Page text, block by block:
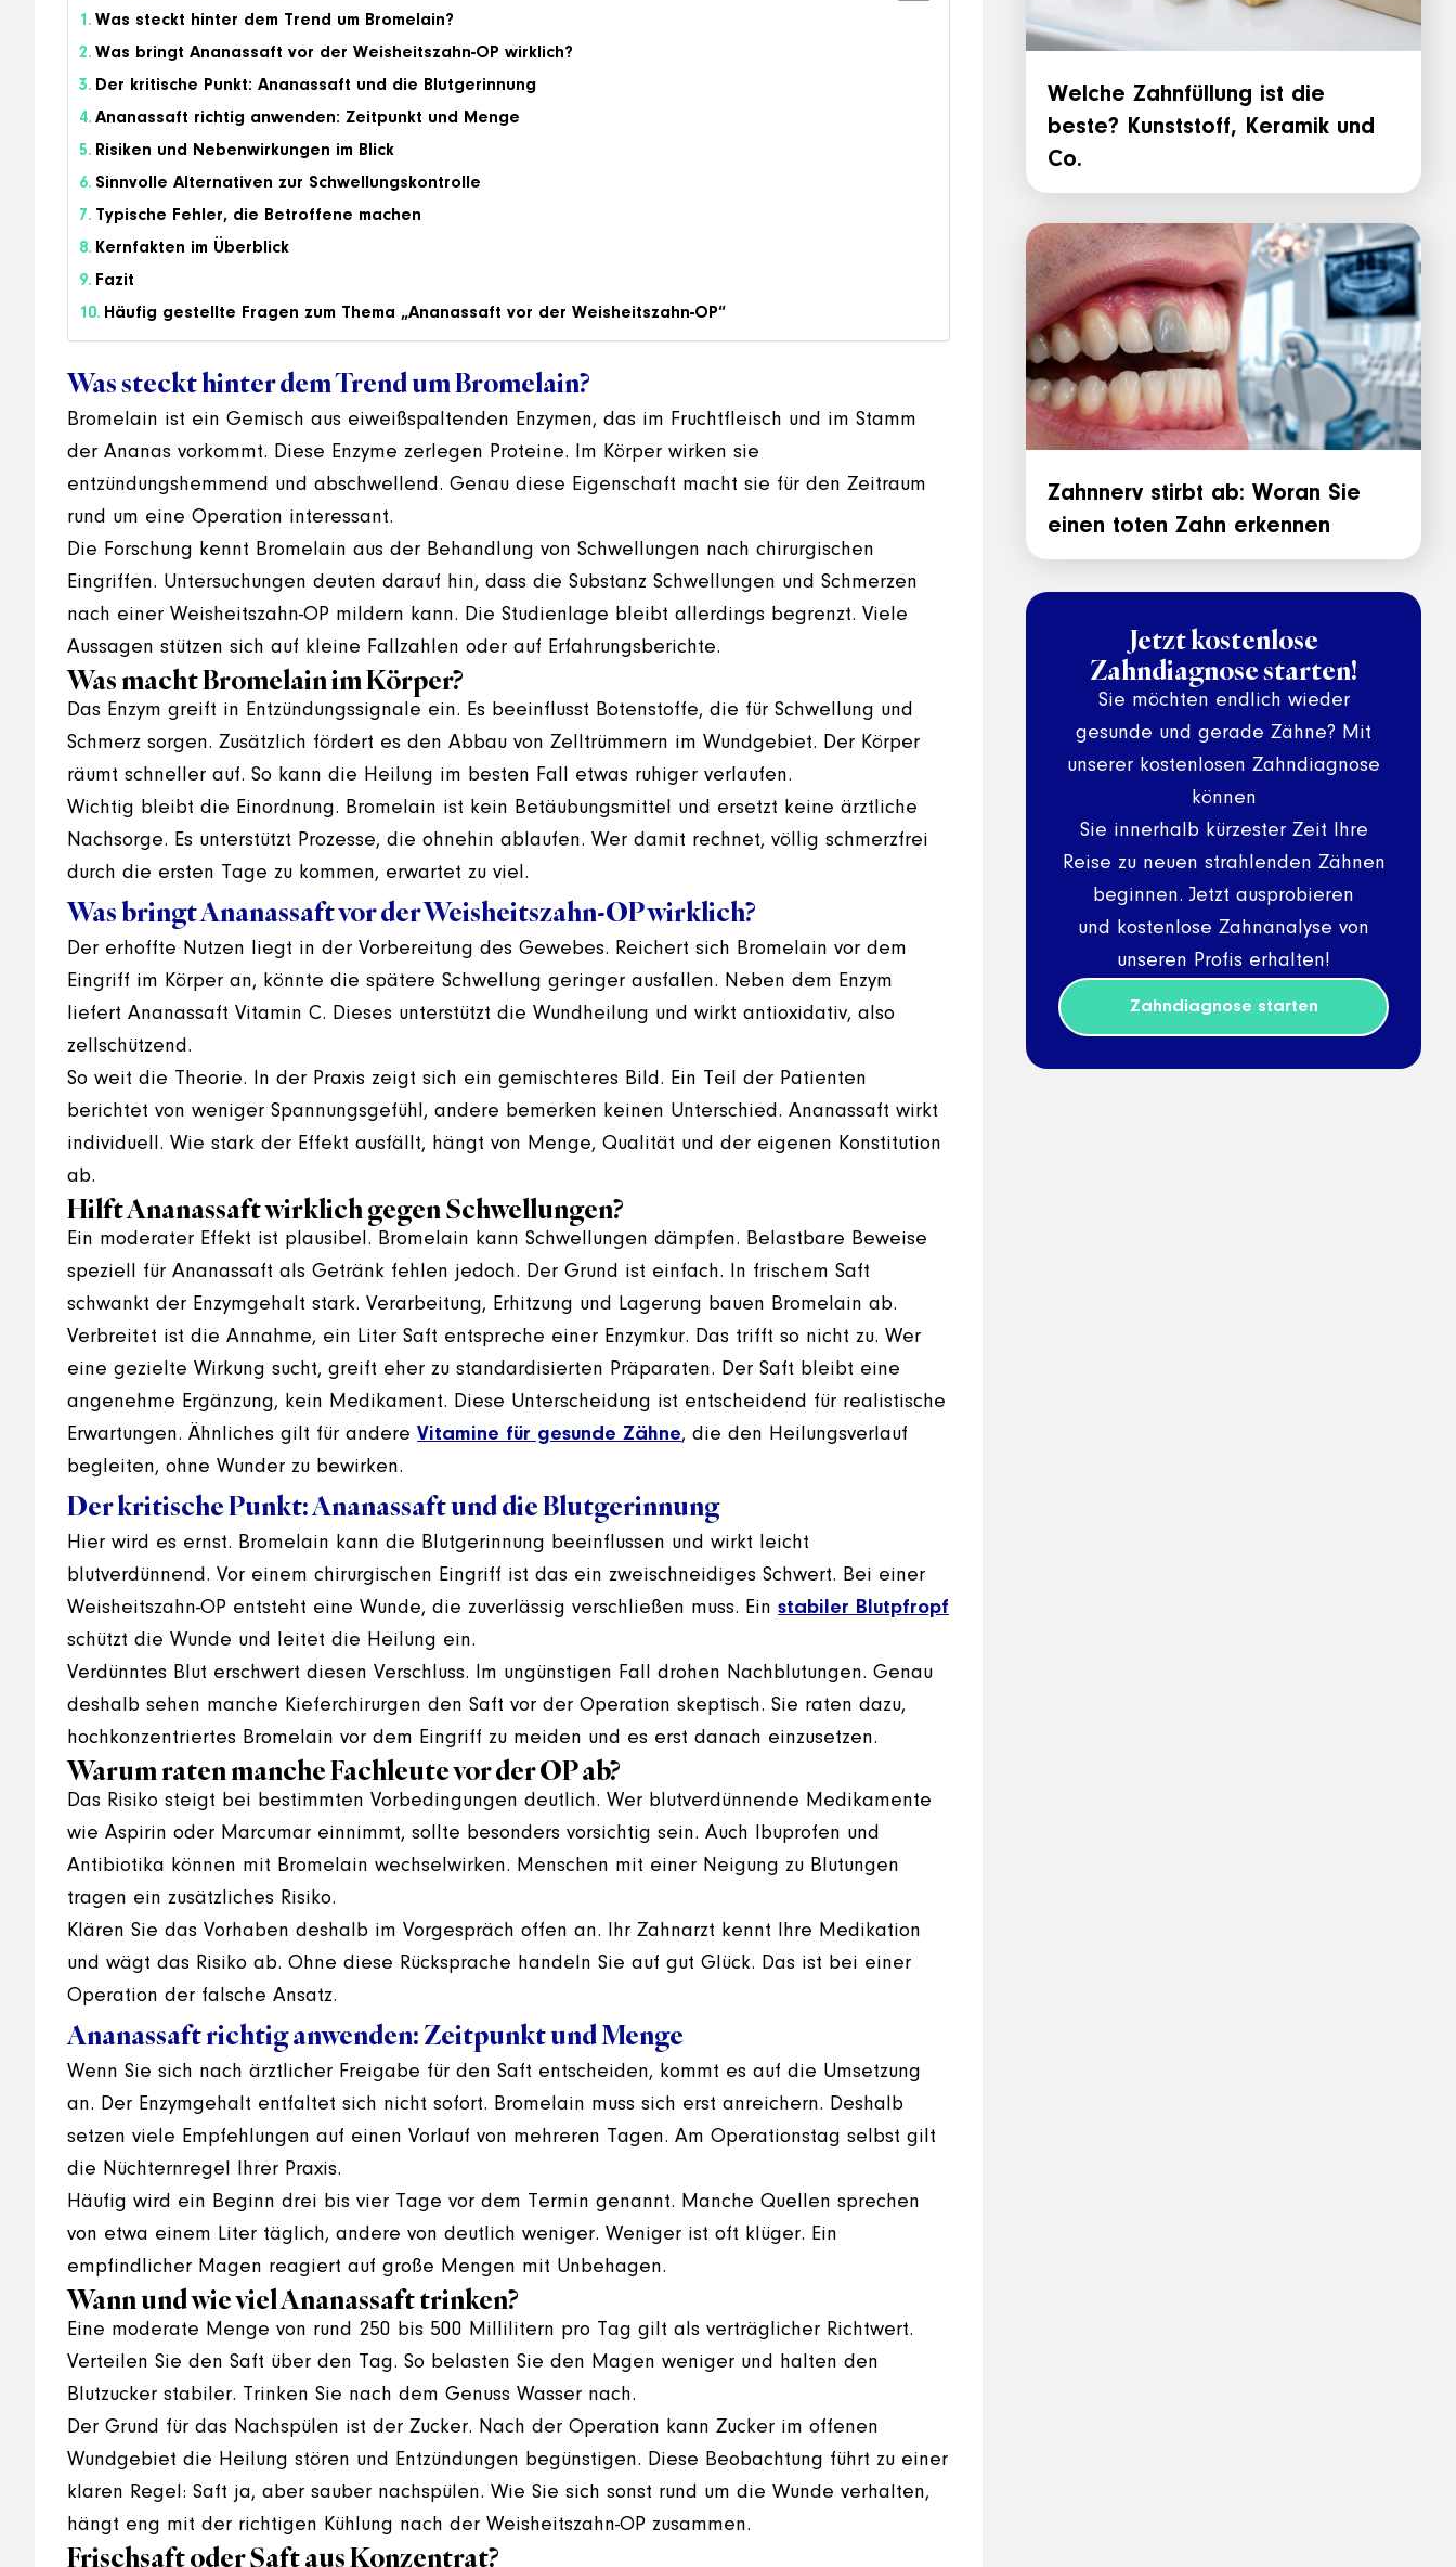
Was steckt hinter dem Trend um Bromelain?
Was bringt Ananassaft vor der Weisheitszahn-OP wirklich?
Der kritische Punkt: Ananassaft und die Blutgerinnung
Ananassaft richtig anwenden: Zeitpunkt und Menge
Risiken und Nebenwirkungen im Blick
Sinnvolle Alternativen zur Schwellungskontrolle
Typische Fehler, die Betroffene machen
Kernfakten im Überblick
Fazit
Häufig gestellte Fragen zum Thema „Ananassaft vor der Weisheitszahn-OP“
Was steckt hinter dem Trend um Bromelain?
Bromelain ist ein Gemisch aus eiweißspaltenden Enzymen, das im Fruchtfleisch und im Stamm
der Ananas vorkommt. Diese Enzyme zerlegen Proteine. Im Körper wirken sie
entzündungshemmend und abschwellend. Genau diese Eigenschaft macht sie für den Zeitraum
rund um eine Operation interessant.
Die Forschung kennt Bromelain aus der Behandlung von Schwellungen nach chirurgischen
Eingriffen. Untersuchungen deuten darauf hin, dass die Substanz Schwellungen und Schmerzen
nach einer Weisheitszahn-OP mildern kann. Die Studienlage bleibt allerdings begrenzt. Viele
Aussagen stützen sich auf kleine Fallzahlen oder auf Erfahrungsberichte.
Was macht Bromelain im Körper?
Das Enzym greift in Entzündungssignale ein. Es beeinflusst Botenstoffe, die für Schwellung und
Schmerz sorgen. Zusätzlich fördert es den Abbau von Zelltrümmern im Wundgebiet. Der Körper
räumt schneller auf. So kann die Heilung im besten Fall etwas ruhiger verlaufen.
Wichtig bleibt die Einordnung. Bromelain ist kein Betäubungsmittel und ersetzt keine ärztliche
Nachsorge. Es unterstützt Prozesse, die ohnehin ablaufen. Wer damit rechnet, völlig schmerzfrei
durch die ersten Tage zu kommen, erwartet zu viel.
Was bringt Ananassaft vor der Weisheitszahn-OP wirklich?
Der erhoffte Nutzen liegt in der Vorbereitung des Gewebes. Reichert sich Bromelain vor dem
Eingriff im Körper an, könnte die spätere Schwellung geringer ausfallen. Neben dem Enzym
liefert Ananassaft Vitamin C. Dieses unterstützt die Wundheilung und wirkt antioxidativ, also
zellschützend.
So weit die Theorie. In der Praxis zeigt sich ein gemischteres Bild. Ein Teil der Patienten
berichtet von weniger Spannungsgefühl, andere bemerken keinen Unterschied. Ananassaft wirkt
individuell. Wie stark der Effekt ausfällt, hängt von Menge, Qualität und der eigenen Konstitution
ab.
Hilft Ananassaft wirklich gegen Schwellungen?
Ein moderater Effekt ist plausibel. Bromelain kann Schwellungen dämpfen. Belastbare Beweise
speziell für Ananassaft als Getränk fehlen jedoch. Der Grund ist einfach. In frischem Saft
schwankt der Enzymgehalt stark. Verarbeitung, Erhitzung und Lagerung bauen Bromelain ab.
Verbreitet ist die Annahme, ein Liter Saft entspreche einer Enzymkur. Das trifft so nicht zu. Wer
eine gezielte Wirkung sucht, greift eher zu standardisierten Präparaten. Der Saft bleibt eine
angenehme Ergänzung, kein Medikament. Diese Unterscheidung ist entscheidend für realistische
Erwartungen. Ähnliches gilt für andere Vitamine für gesunde Zähne, die den Heilungsverlauf
begleiten, ohne Wunder zu bewirken.
Der kritische Punkt: Ananassaft und die Blutgerinnung
Hier wird es ernst. Bromelain kann die Blutgerinnung beeinflussen und wirkt leicht
blutverdünnend. Vor einem chirurgischen Eingriff ist das ein zweischneidiges Schwert. Bei einer
Weisheitszahn-OP entsteht eine Wunde, die zuverlässig verschließen muss. Ein stabiler Blutpfropf
schützt die Wunde und leitet die Heilung ein.
Verdünntes Blut erschwert diesen Verschluss. Im ungünstigen Fall drohen Nachblutungen. Genau
deshalb sehen manche Kieferchirurgen den Saft vor der Operation skeptisch. Sie raten dazu,
hochkonzentriertes Bromelain vor dem Eingriff zu meiden und es erst danach einzusetzen.
Warum raten manche Fachleute vor der OP ab?
Das Risiko steigt bei bestimmten Vorbedingungen deutlich. Wer blutverdünnende Medikamente
wie Aspirin oder Marcumar einnimmt, sollte besonders vorsichtig sein. Auch Ibuprofen und
Antibiotika können mit Bromelain wechselwirken. Menschen mit einer Neigung zu Blutungen
tragen ein zusätzliches Risiko.
Klären Sie das Vorhaben deshalb im Vorgespräch offen an. Ihr Zahnarzt kennt Ihre Medikation
und wägt das Risiko ab. Ohne diese Rücksprache handeln Sie auf gut Glück. Das ist bei einer
Operation der falsche Ansatz.
Ananassaft richtig anwenden: Zeitpunkt und Menge
Wenn Sie sich nach ärztlicher Freigabe für den Saft entscheiden, kommt es auf die Umsetzung
an. Der Enzymgehalt entfaltet sich nicht sofort. Bromelain muss sich erst anreichern. Deshalb
setzen viele Empfehlungen auf einen Vorlauf von mehreren Tagen. Am Operationstag selbst gilt
die Nüchternregel Ihrer Praxis.
Häufig wird ein Beginn drei bis vier Tage vor dem Termin genannt. Manche Quellen sprechen
von etwa einem Liter täglich, andere von deutlich weniger. Weniger ist oft klüger. Ein
empfindlicher Magen reagiert auf große Mengen mit Unbehagen.
Wann und wie viel Ananassaft trinken?
Eine moderate Menge von rund 250 bis 500 Millilitern pro Tag gilt als verträglicher Richtwert.
Verteilen Sie den Saft über den Tag. So belasten Sie den Magen weniger und halten den
Blutzucker stabiler. Trinken Sie nach dem Genuss Wasser nach.
Der Grund für das Nachspülen ist der Zucker. Nach der Operation kann Zucker im offenen
Wundgebiet die Heilung stören und Entzündungen begünstigen. Diese Beobachtung führt zu einer
klaren Regel: Saft ja, aber sauber nachspülen. Wie Sie sich sonst rund um die Wunde verhalten,
hängt eng mit der richtigen Kühlung nach der Weisheitszahn-OP zusammen.
Frischsaft oder Saft aus Konzentrat?
Welche Zahnfüllung ist die
beste? Kunststoff, Keramik und
Co.
Zahnnerv stirbt ab: Woran Sie
einen toten Zahn erkennen
Jetzt kostenlose
Zahndiagnose starten!
Sie möchten endlich wieder
gesunde und gerade Zähne? Mit
unserer kostenlosen Zahndiagnose
können
Sie innerhalb kürzester Zeit Ihre
Reise zu neuen strahlenden Zähnen
beginnen. Jetzt ausprobieren
und kostenlose Zahnanalyse von
unseren Profis erhalten!
Zahndiagnose starten